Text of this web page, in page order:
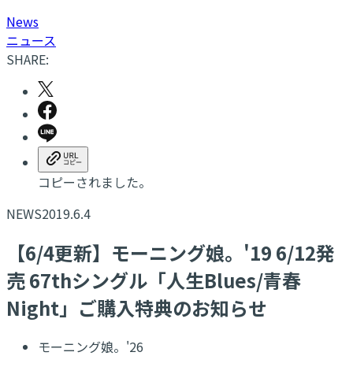
News
ニュース
SHARE:
コピーされました。
NEWS2019.6.4
【6/4更新】モーニング娘。'19 6/12発
売 67thシングル「人生Blues/青春
Night」ご購入特典のお知らせ
モーニング娘。'26